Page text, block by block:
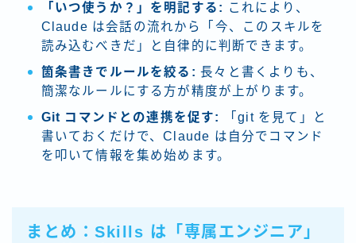
「いつ使うか？」を明記する: これにより、
Claude は会話の流れから「今、このスキルを
読み込むべきだ」と自律的に判断できます。
箇条書きでルールを絞る: 長々と書くよりも、
簡潔なルールにする方が精度が上がります。
Git コマンドとの連携を促す:
「git を見て」と
書いておくだけで、Claude は自分でコマンド
を叩いて情報を集め始めます。
まとめ：Skills は「専属エンジニア」